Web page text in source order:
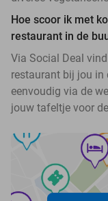
Hoe scoor ik met
restaurant in de
Via Social Deal
restaurant bij jou in
eenvoudig via de
jouw tafeltje voor